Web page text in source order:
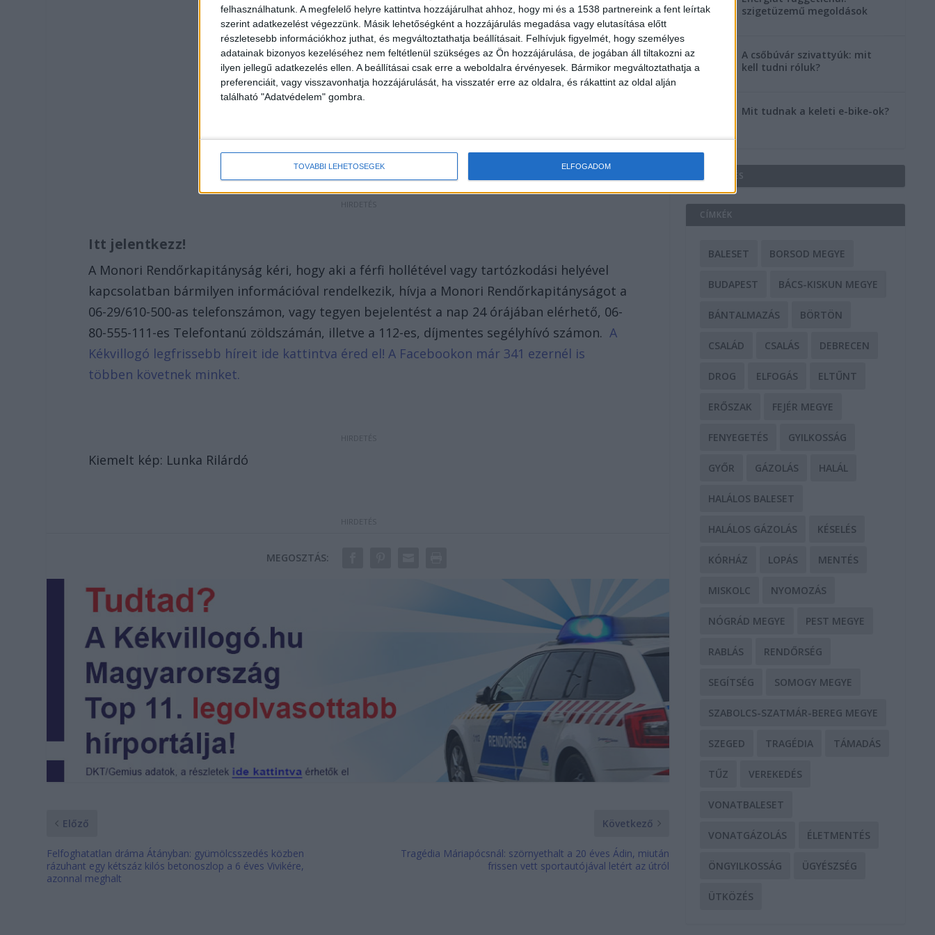
felhasználhatunk. A megfelelő helyre kattintva hozzájárulhat ahhoz, hogy mi és a 1538 partnereink a fent leírtak
szerint adatkezelést végezzünk. Másik lehetőségként a hozzájárulás megadása vagy elutasítása előtt
részletesebb információkhoz juthat, és megváltoztathatja beállításait. Felhívjuk figyelmét, hogy személyes
adatainak bizonyos kezeléséhez nem feltétlenül szükséges az Ön hozzájárulása, de jogában áll tiltakozni az
ilyen jellegű adatkezelés ellen. A beállításai csak erre a weboldalra érvényesek. Bármikor megváltoztathatja a
preferenciáit, vagy visszavonhatja hozzájárulását, ha visszatér erre az oldalra, és rákattint az oldal alján
található "Adatvédelem" gombra.
TOVÁBBI LEHETŐSÉGEK ELFOGADOM
Itt jelentkezz!
A Monori Rendőrkapitányság kéri, hogy aki a férfi hollétével vagy tartózkodási helyével
kapcsolatban bármilyen információval rendelkezik, hívja a Monori Rendőrkapitányságot a
06-29/610-500-as telefonszámon, vagy tegyen bejelentést a nap 24 órájában elérhető, 06-
80-555-111-es Telefontanú zöldszámán, illetve a 112-es, díjmentes segélyhívó számon. A
Kékvillogó legfrissebb híreit ide kattintva éred el! A Facebookon már 341 ezernél is
többen követnek minket.
Kiemelt kép: Lunka Rilárdó
MEGOSZTÁS:
Előző
Felfoghatatlan dráma Átányban: gyümölcsszedés közben
rázuhant egy kétszáz kilós betonoszlop a 6 éves Vivikére,
azonnal meghalt
Következő
Tragédia Máriapócsnál: szörnyethalt a 20 éves Ádin, miután
frissen vett sportautójával letért az útról
szigetüzemű megoldások
A csőbúvár szivattyúk: mit
kell tudni róluk?
Mit tudnak a keleti e-bike-ok?
HIRDETÉS
CÍMKÉK
BALESET BORSOD MEGYE
BUDAPEST BÁCS-KISKUN MEGYE
BÁNTALMAZÁS BÖRTÖN
CSALÁD CSALÁS DEBRECEN
DROG ELFOGÁS ELTŰNT
ERŐSZAK FEJÉR MEGYE
FENYEGETÉS GYILKOSSÁG
GYŐR GÁZOLÁS HALÁL
HALÁLOS BALESET
HALÁLOS GÁZOLÁS KÉSELÉS
KÓRHÁZ LOPÁS MENTÉS
MISKOLC NYOMOZÁS
NÓGRÁD MEGYE PEST MEGYE
RABLÁS RENDŐRSÉG
SEGÍTSÉG SOMOGY MEGYE
SZABOLCS-SZATMÁR-BEREG MEGYE
SZEGED TRAGÉDIA TÁMADÁS
TŰZ VEREKEDÉS
VONATBALESET
VONATGÁZOLÁS ÉLETMENTÉS
ÖNGYILKOSSÁG ÜGYÉSZSÉG
ÜTKÖZÉS